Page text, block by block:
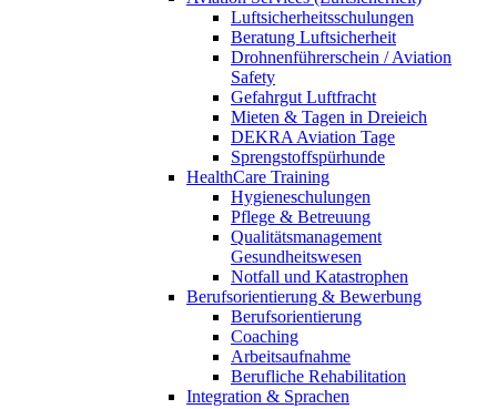
Luftsicherheitsschulungen
Beratung Luftsicherheit
Drohnenführerschein / Aviation
Safety
Gefahrgut Luftfracht
Mieten & Tagen in Dreieich
DEKRA Aviation Tage
Sprengstoffspürhunde
HealthCare Training
Hygieneschulungen
Pflege & Betreuung
Qualitätsmanagement
Gesundheitswesen
Notfall und Katastrophen
Berufsorientierung & Bewerbung
Berufsorientierung
Coaching
Arbeitsaufnahme
Berufliche Rehabilitation
Integration & Sprachen